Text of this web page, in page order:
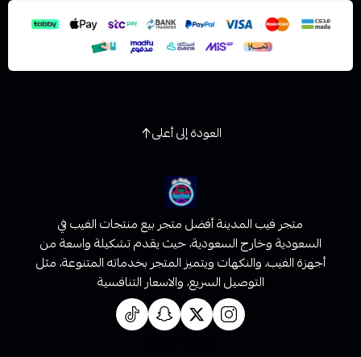
العودة إلى أعلى
متجر فيب المدينة أفضل متجر بيع منتجات الفيب في
السعودية وخارج السعودية، حيث يقدم تشكيلة واسعة من
أجهزة الفيب، والنكهات ويتميز المتجر بخدماته المتنوعة، مثل
التوصيل السريع، والاسعار التنافسية